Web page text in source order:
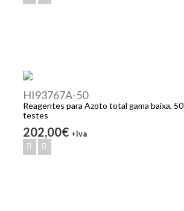
HI93767A-50
Reagentes para Azoto total gama baixa, 50
testes
202,00€ +iva